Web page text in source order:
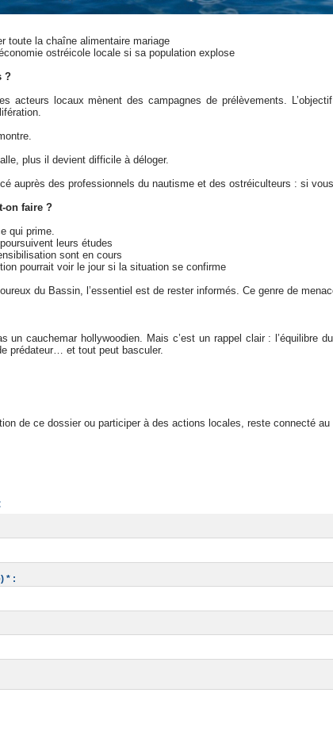
toute la chaîne alimentaire mariage
ostréicole locale si sa population explose
?
acteurs locaux mènent des campagnes de prélèvements.
plus il devient difficile à déloger.
auprès des professionnels du nautisme et des ostréiculteurs : si
on faire ?
qui prime.
leurs études
sont en cours
pourrait voir le jour si la situation se confirme
du Bassin, l’essentiel est de rester informés. Ce genre de
un cauchemar hollywoodien. Mais c’est un rappel clair :
prédateur… et tout peut basculer.
de ce dossier ou participer à des actions locales, reste connecté
* :